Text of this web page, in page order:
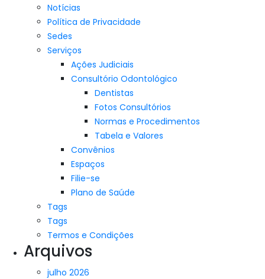
Notícias
Política de Privacidade
Sedes
Serviços
Ações Judiciais
Consultório Odontológico
Dentistas
Fotos Consultórios
Normas e Procedimentos
Tabela e Valores
Convênios
Espaços
Filie-se
Plano de Saúde
Tags
Tags
Termos e Condições
Arquivos
julho 2026